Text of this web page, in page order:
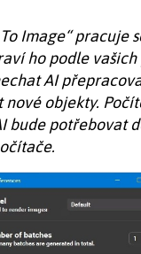
Image“ pracuje
ho podle vašich
AI
objekty.
bude potřebovat